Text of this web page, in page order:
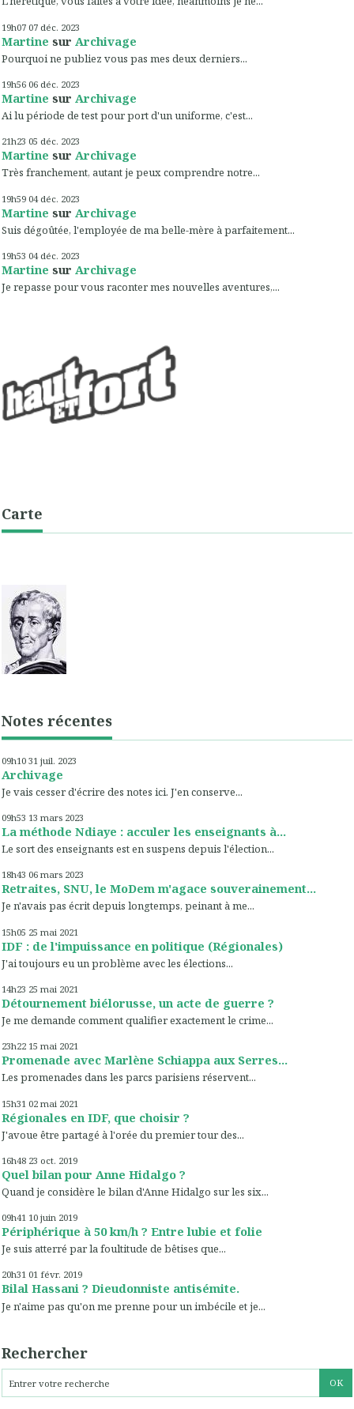
19h07 07 déc. 2023
Martine sur Archivage
Pourquoi ne publiez vous pas mes deux derniers...
19h56 06 déc. 2023
Martine sur Archivage
Ai lu période de test pour port d'un uniforme, c'est...
21h23 05 déc. 2023
Martine sur Archivage
Très franchement, autant je peux comprendre notre...
19h59 04 déc. 2023
Martine sur Archivage
Suis dégoûtée, l'employée de ma belle-mère à parfaitement...
19h53 04 déc. 2023
Martine sur Archivage
Je repasse pour vous raconter mes nouvelles aventures,...
Carte
Notes récentes
09h10 31 juil. 2023
Archivage
Je vais cesser d'écrire des notes ici. J'en conserve...
09h53 13 mars 2023
La méthode Ndiaye : acculer les enseignants à...
Le sort des enseignants est en suspens depuis l'élection...
18h43 06 mars 2023
Retraites, SNU, le MoDem m'agace souverainement...
Je n'avais pas écrit depuis longtemps, peinant à me...
15h05 25 mai 2021
IDF : de l'impuissance en politique (Régionales)
J'ai toujours eu un problème avec les élections...
14h23 25 mai 2021
Détournement biélorusse, un acte de guerre ?
Je me demande comment qualifier exactement le crime...
23h22 15 mai 2021
Promenade avec Marlène Schiappa aux Serres...
Les promenades dans les parcs parisiens réservent...
15h31 02 mai 2021
Régionales en IDF, que choisir ?
J'avoue être partagé à l'orée du premier tour des...
16h48 23 oct. 2019
Quel bilan pour Anne Hidalgo ?
Quand je considère le bilan d'Anne Hidalgo sur les six...
09h41 10 juin 2019
Périphérique à 50 km/h ? Entre lubie et folie
Je suis atterré par la foultitude de bêtises que...
20h31 01 févr. 2019
Bilal Hassani ? Dieudonniste antisémite.
Je n'aime pas qu'on me prenne pour un imbécile et je...
Rechercher